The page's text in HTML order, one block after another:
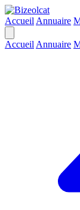
Accueil Annuaire
Accueil Annuaire